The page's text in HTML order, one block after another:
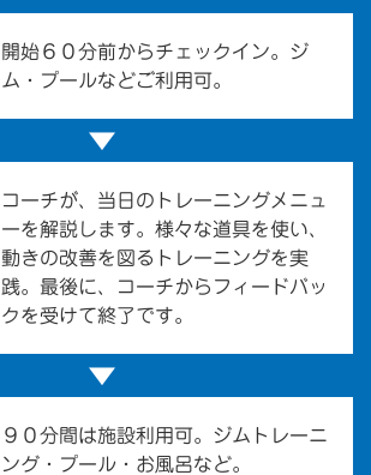
開始６０分前からチェックイン。ジ
ム・プールなどご利用可。
▼
コーチが、当日のトレーニングメニュ
ーを解説します。様々な道具を使い、
動きの改善を図るトレーニングを実
践。最後に、コーチからフィードバッ
クを受けて終了です。
▼
９０分間は施設利用可。ジムトレーニ
ング・プール・お風呂など。